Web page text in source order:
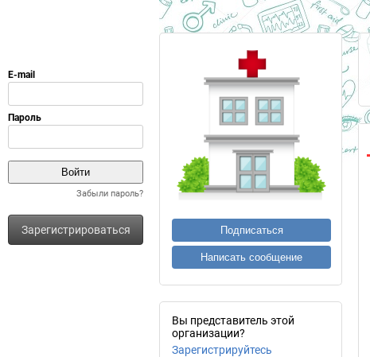
Забыли пароль?
Зарегистрироваться Подписаться
Написать сообщение
Вы представитель этой
организации?
Зарегистрируйтесь